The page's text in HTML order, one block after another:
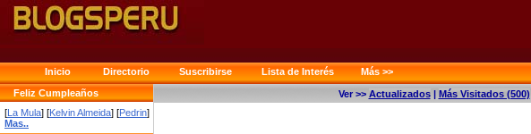
Inicio Directorio Suscribirse Lista de Interés
Más >>
Feliz Cumpleaños
[La Mula] [Kelvin Almeida] [Pedrin]
Mas..
Ver >> Actualizados| Más Visitados (500)